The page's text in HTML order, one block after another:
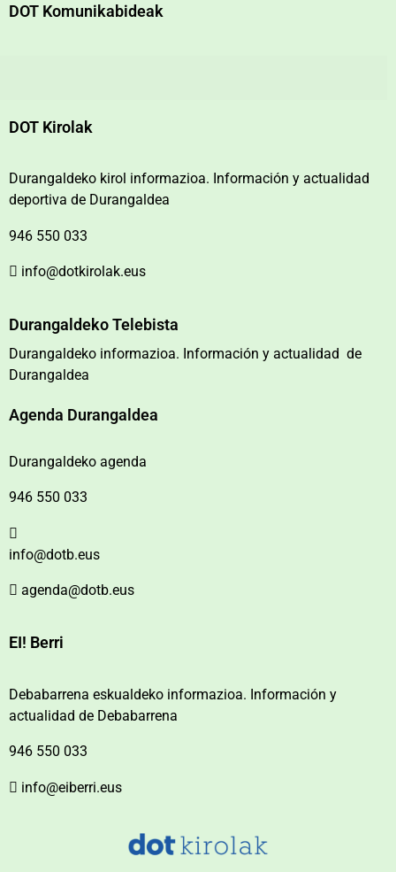
DOT Komunikabideak
DOT Kirolak
Durangaldeko kirol informazioa. Información y actualidad
deportiva de Durangaldea
946 550 033
info@dotkirolak.eus
Durangaldeko Telebista
Durangaldeko informazioa. Información y actualidad de
Durangaldea
Agenda Durangaldea
Durangaldeko agenda
946 550 033
info@dotb.eus
agenda@dotb.eus
EI! Berri
Debabarrena eskualdeko informazioa. Información y
actualidad de Debabarrena
946 550 033
info@eiberri.eus